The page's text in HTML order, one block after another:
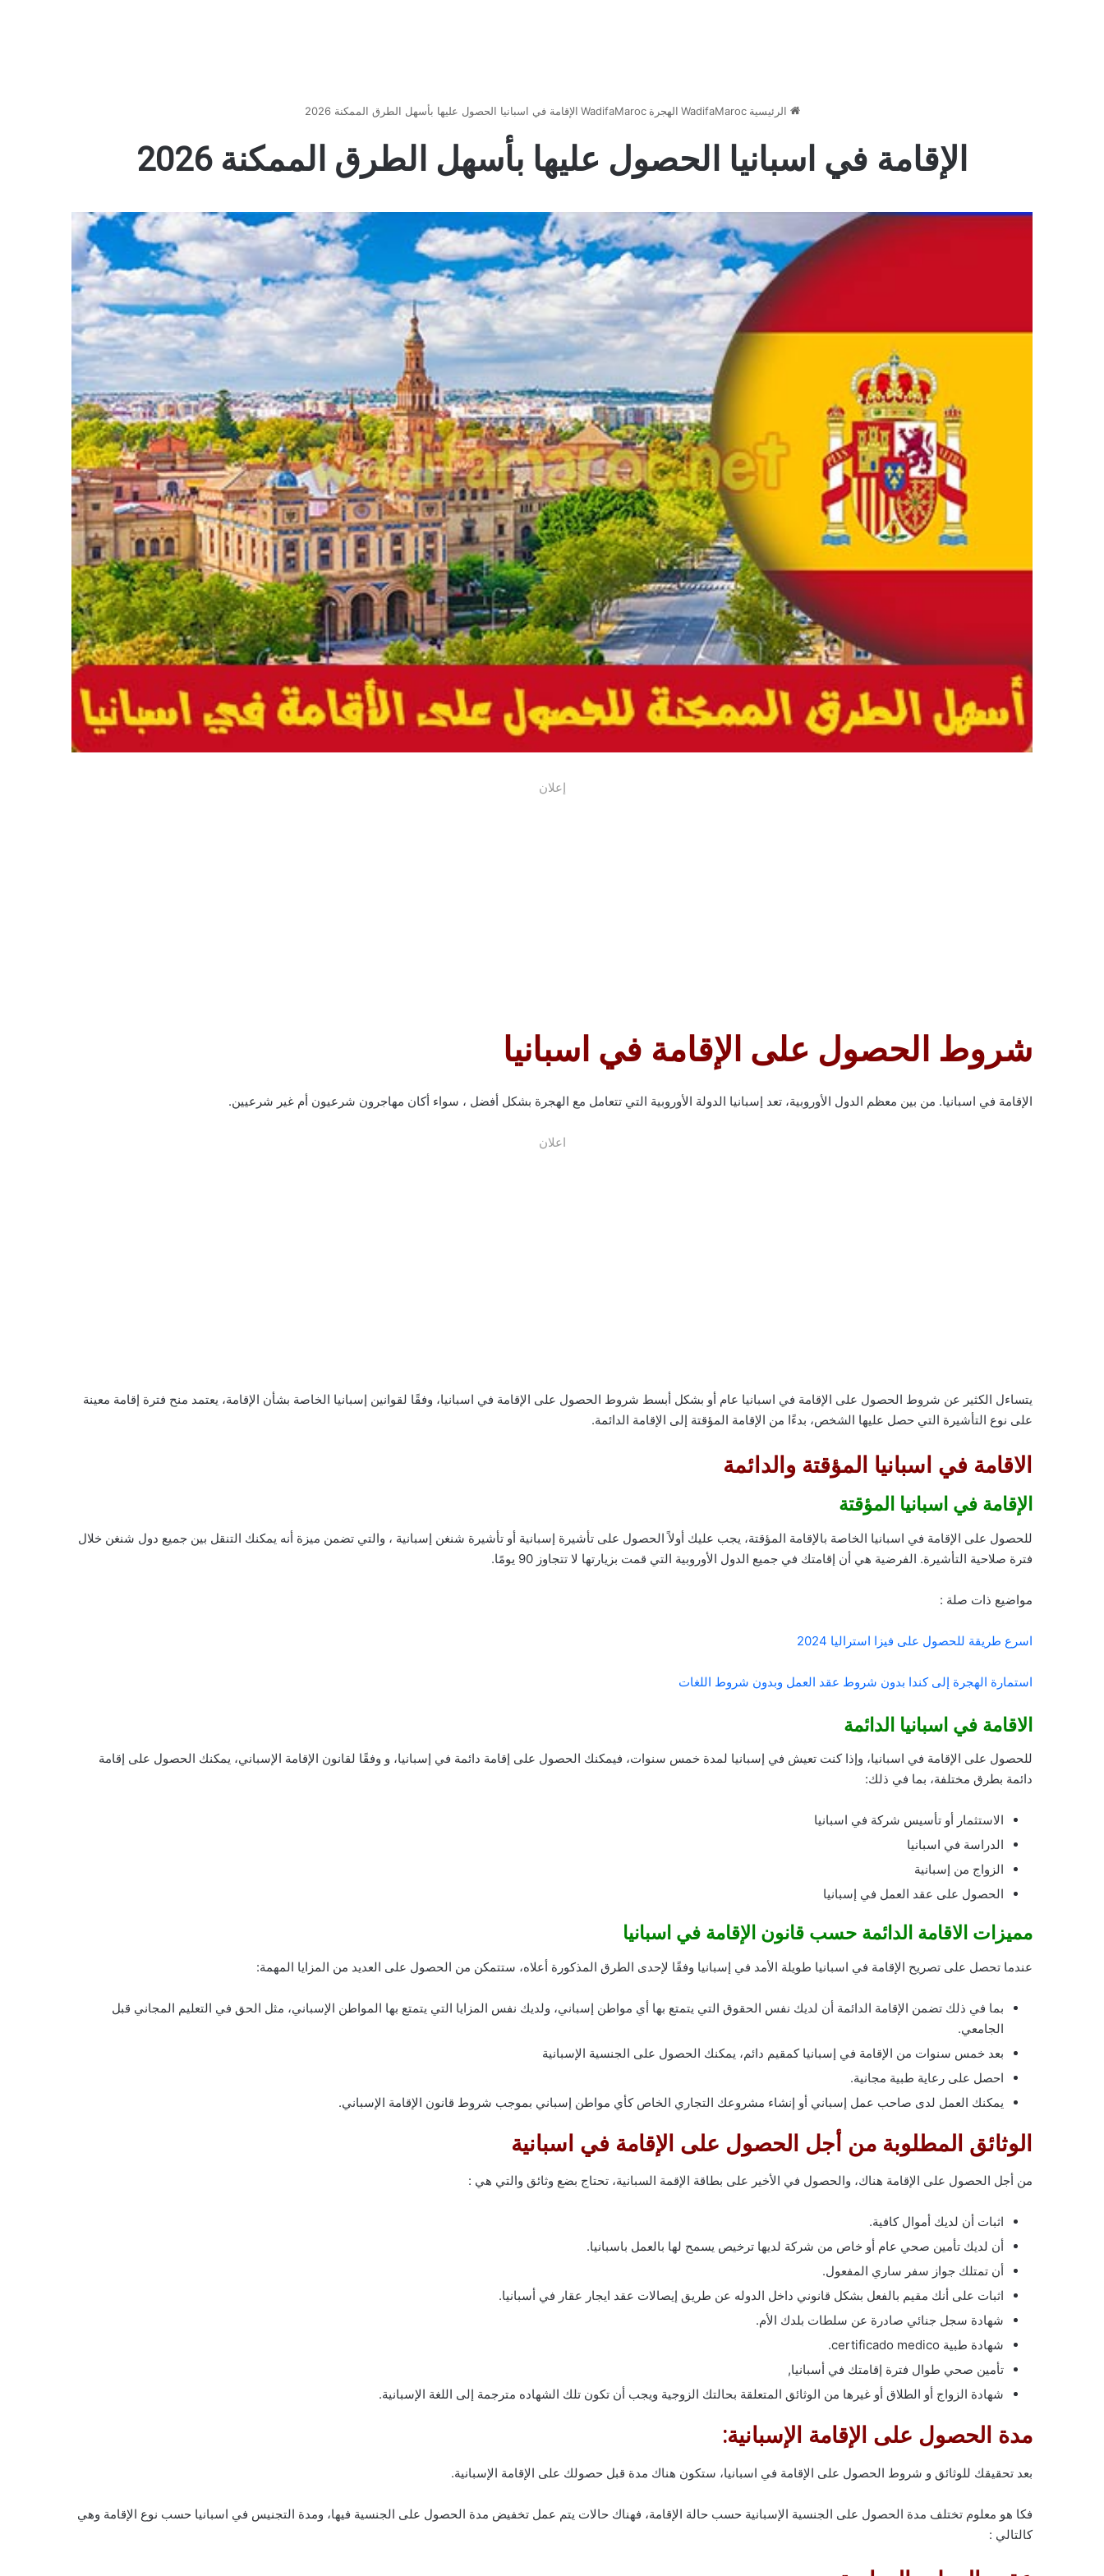
الرئيسية WadifaMaroc الهجرة WadifaMaroc الإقامة في اسبانيا الحصول عليها بأسهل الطرق الممكنة 2026
الإقامة في اسبانيا الحصول عليها بأسهل الطرق الممكنة 2026
إعلان
شروط الحصول على الإقامة في اسبانيا
الإقامة في اسبانيا. من بين معظم الدول الأوروبية، تعد إسبانيا الدولة الأوروبية التي تتعامل مع الهجرة بشكل أفضل ، سواء أكان مهاجرون شرعيون أم غير شرعيين.
اعلان
يتساءل الكثير عن شروط الحصول على الإقامة في اسبانيا عام أو بشكل أبسط شروط الحصول على الإقامة في اسبانيا، وفقًا لقوانين إسبانيا الخاصة بشأن الإقامة، يعتمد منح فترة إقامة معينة
على نوع التأشيرة التي حصل عليها الشخص، بدءًا من الإقامة المؤقتة إلى الإقامة الدائمة.
الاقامة في اسبانيا المؤقتة والدائمة
الإقامة في اسبانيا المؤقتة
للحصول على الإقامة في اسبانيا الخاصة بالإقامة المؤقتة، يجب عليك أولاً الحصول على تأشيرة إسبانية أو تأشيرة شنغن إسبانية ، والتي تضمن ميزة أنه يمكنك التنقل بين جميع دول شنغن خلال
فترة صلاحية التأشيرة. الفرضية هي أن إقامتك في جميع الدول الأوروبية التي قمت بزيارتها لا تتجاوز 90 يومًا.
مواضيع ذات صلة :
اسرع طريقة للحصول على فيزا استراليا 2024
استمارة الهجرة إلى كندا بدون شروط عقد العمل وبدون شروط اللغات
الاقامة في اسبانيا الدائمة
للحصول على الإقامة في اسبانيا، وإذا كنت تعيش في إسبانيا لمدة خمس سنوات، فيمكنك الحصول على إقامة دائمة في إسبانيا، و وفقًا لقانون الإقامة الإسباني، يمكنك الحصول على إقامة
دائمة بطرق مختلفة، بما في ذلك:
الاستثمار أو تأسيس شركة في اسبانيا
الدراسة في اسبانيا
الزواج من إسبانية
الحصول على عقد العمل في إسبانيا
مميزات الاقامة الدائمة حسب قانون الإقامة في اسبانيا
عندما تحصل على تصريح الإقامة في اسبانيا طويلة الأمد في إسبانيا وفقًا لإحدى الطرق المذكورة أعلاه، ستتمكن من الحصول على العديد من المزايا المهمة:
بما في ذلك تضمن الإقامة الدائمة أن لديك نفس الحقوق التي يتمتع بها أي مواطن إسباني، ولديك نفس المزايا التي يتمتع بها المواطن الإسباني، مثل الحق في التعليم المجاني قبل
الجامعي.
بعد خمس سنوات من الإقامة في إسبانيا كمقيم دائم، يمكنك الحصول على الجنسية الإسبانية
احصل على رعاية طبية مجانية.
يمكنك العمل لدى صاحب عمل إسباني أو إنشاء مشروعك التجاري الخاص كأي مواطن إسباني بموجب شروط قانون الإقامة الإسباني.
الوثائق المطلوبة من أجل الحصول على الإقامة في اسبانية
من أجل الحصول على الإقامة هناك، والحصول في الأخير على بطاقة الإقمة السبانية، تحتاج بضع وثائق والتي هي :
اثبات أن لديك أموال كافية.
أن لديك تأمين صحي عام أو خاص من شركة لديها ترخيص يسمح لها بالعمل باسبانيا.
أن تمتلك جواز سفر ساري المفعول.
اثبات على أنك مقيم بالفعل بشكل قانوني داخل الدوله عن طريق إيصالات عقد ايجار عقار في أسبانيا.
شهادة سجل جنائي صادرة عن سلطات بلدك الأم.
شهادة طبية certificado medico.
تأمين صحي طوال فترة إقامتك في أسبانيا,
شهادة الزواج أو الطلاق أو غيرها من الوثائق المتعلقة بحالتك الزوجية ويجب أن تكون تلك الشهاده مترجمة إلى اللغة الإسبانية.
مدة الحصول على الإقامة الإسبانية:
بعد تحقيقك للوثائق و شروط الحصول على الإقامة في اسبانيا، ستكون هناك مدة قبل حصولك على الإقامة الإسبانية.
فكا هو معلوم تختلف مدة الحصول على الجنسية الإسبانية حسب حالة الإقامة، فهناك حالات يتم عمل تخفيض مدة الحصول على الجنسية فيها، ومدة التجنيس في اسبانيا حسب نوع الإقامة وهي
كالتالي :